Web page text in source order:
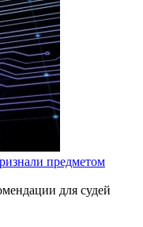
предметом
для судей